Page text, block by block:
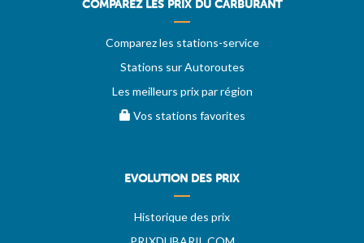
COMPAREZ LES PRIX DU CARBURANT
Comparez les stations-service
Stations sur Autoroutes
Les meilleurs prix par région
Vos stations favorites
EVOLUTION DES PRIX
Historique des prix